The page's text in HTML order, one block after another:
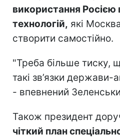
використання Росією
технологій, які
створити самостійно.
"Треба більше тиску,
такі зв’язки держави-
- впевнений
Також президент
чіткий план